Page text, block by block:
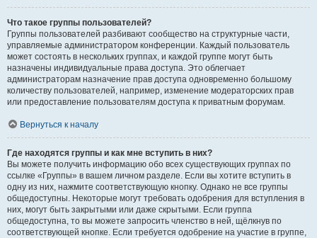
Что такое группы пользователей?
Группы пользователей разбивают сообщество на структурные части,
управляемые администратором конференции. Каждый пользователь
может состоять в нескольких группах, и каждой группе могут быть
назначены индивидуальные права доступа. Это облегчает
администраторам назначение прав доступа одновременно большому
количеству пользователей, например, изменение модераторских прав
или предоставление пользователям доступа к приватным форумам.
Вернуться к началу
Где находятся группы и как мне вступить в них?
Вы можете получить информацию обо всех существующих группах по
ссылке «Группы» в вашем личном разделе. Если вы хотите вступить в
одну из них, нажмите соответствующую кнопку. Однако не все группы
общедоступны. Некоторые могут требовать одобрения для вступления в
них, могут быть закрытыми или даже скрытыми. Если группа
общедоступна, то вы можете запросить членство в ней, щёлкнув по
соответствующей кнопке. Если требуется одобрение на участие в группе,